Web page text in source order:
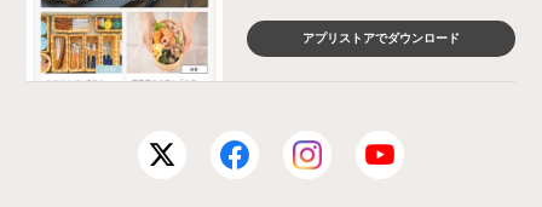
アプリストアでダウンロード